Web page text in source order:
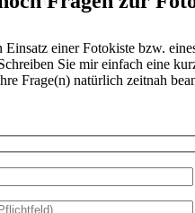
Einsatz einer Fotokiste bzw.
Sie mir einfach eine
Frage(n) natürlich zeitnah